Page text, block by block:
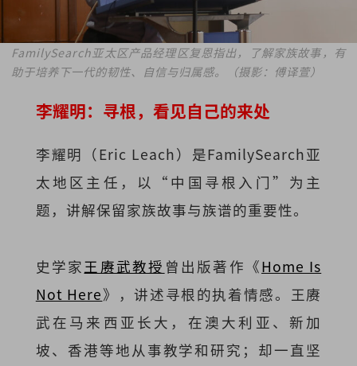
FamilySearch亚太区产品经理区复恩指出，了解家族故事，有
助于培养下一代的韧性、自信与归属感。（摄影：傅译萱）
李耀明：寻根，看见自己的来处
李耀明（Eric Leach）是FamilySearch亚
太地区主任，以“中国寻根入门”为主
题，讲解保留家族故事与族谱的重要性。
史学家王赓武教授 曾出版著作《Home Is
Not Here》，讲述寻根的执着情感。王赓
武在马来西亚长大，在澳大利亚、新加
坡、香港等地从事教学和研究；却一直坚